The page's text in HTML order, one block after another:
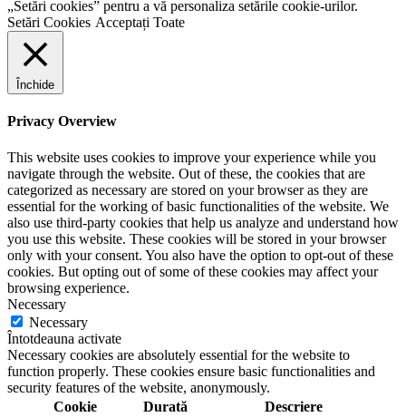
„Setări cookies” pentru a vă personaliza setările cookie-urilor.
Setări Cookies Acceptați Toate
Închide
Privacy Overview
This website uses cookies to improve your experience while you
navigate through the website. Out of these, the cookies that are
categorized as necessary are stored on your browser as they are
essential for the working of basic functionalities of the website. We
also use third-party cookies that help us analyze and understand how
you use this website. These cookies will be stored in your browser
only with your consent. You also have the option to opt-out of these
cookies. But opting out of some of these cookies may affect your
browsing experience.
Necessary
Necessary
Întotdeauna activate
Necessary cookies are absolutely essential for the website to
function properly. These cookies ensure basic functionalities and
security features of the website, anonymously.
Cookie
Durată Descriere